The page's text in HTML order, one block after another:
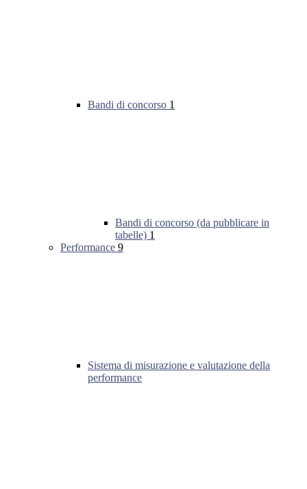
Bandi di concorso 1
Bandi di concorso (da pubblicare in
tabelle) 1
Performance 9
Sistema di misurazione e valutazione della
performance